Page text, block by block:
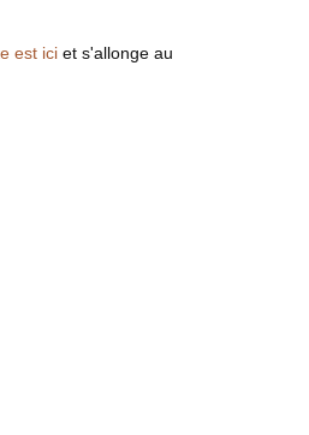
est ici et s'allonge au